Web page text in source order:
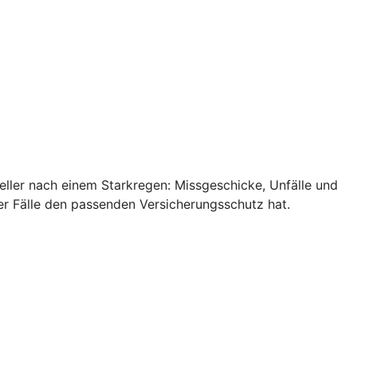
nach einem Starkregen: Missgeschicke, Unfälle und
Fälle den passenden Versicherungsschutz hat.